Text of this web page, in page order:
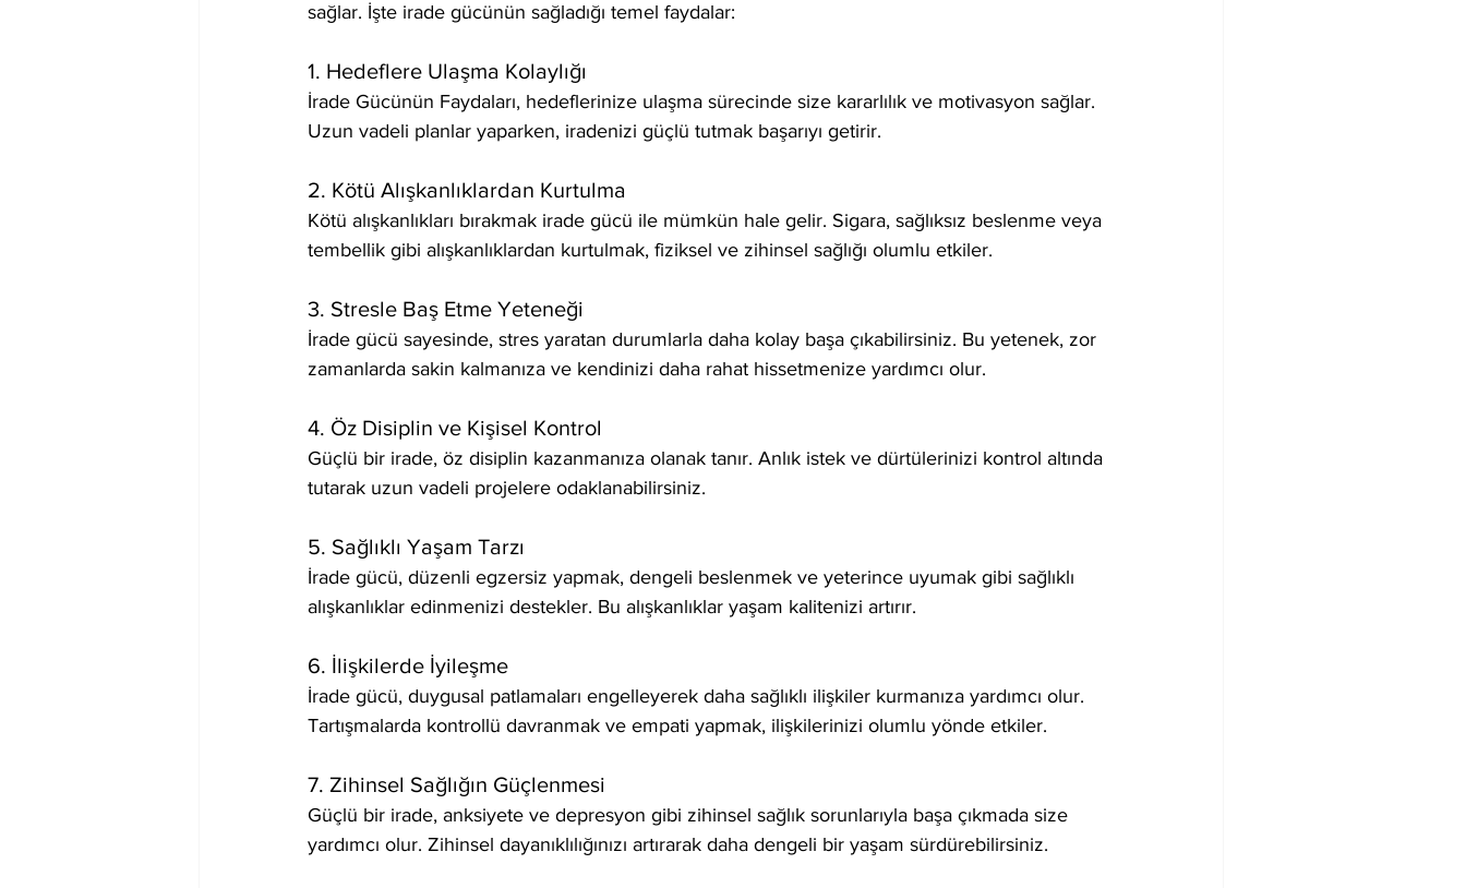
sağlar. İşte irade gücünün sağladığı temel faydalar:
1. Hedeflere Ulaşma Kolaylığı
İrade Gücünün Faydaları, hedeflerinize ulaşma sürecinde size kararlılık ve motivasyon sağlar.
Uzun vadeli planlar yaparken, iradenizi güçlü tutmak başarıyı getirir.
2. Kötü Alışkanlıklardan Kurtulma
Kötü alışkanlıkları bırakmak irade gücü ile mümkün hale gelir. Sigara, sağlıksız beslenme veya
tembellik gibi alışkanlıklardan kurtulmak, fiziksel ve zihinsel sağlığı olumlu etkiler.
3. Stresle Baş Etme Yeteneği
İrade gücü sayesinde, stres yaratan durumlarla daha kolay başa çıkabilirsiniz. Bu yetenek, zor
zamanlarda sakin kalmanıza ve kendinizi daha rahat hissetmenize yardımcı olur.
4. Öz Disiplin ve Kişisel Kontrol
Güçlü bir irade, öz disiplin kazanmanıza olanak tanır. Anlık istek ve dürtülerinizi kontrol altında
tutarak uzun vadeli projelere odaklanabilirsiniz.
5. Sağlıklı Yaşam Tarzı
İrade gücü, düzenli egzersiz yapmak, dengeli beslenmek ve yeterince uyumak gibi sağlıklı
alışkanlıklar edinmenizi destekler. Bu alışkanlıklar yaşam kalitenizi artırır.
6. İlişkilerde İyileşme
İrade gücü, duygusal patlamaları engelleyerek daha sağlıklı ilişkiler kurmanıza yardımcı olur.
Tartışmalarda kontrollü davranmak ve empati yapmak, ilişkilerinizi olumlu yönde etkiler.
7. Zihinsel Sağlığın Güçlenmesi
Güçlü bir irade, anksiyete ve depresyon gibi zihinsel sağlık sorunlarıyla başa çıkmada size
yardımcı olur. Zihinsel dayanıklılığınızı artırarak daha dengeli bir yaşam sürdürebilirsiniz.